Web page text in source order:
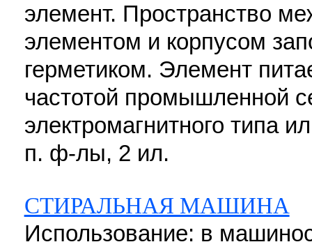
элемент. Пространство
элементом и корпусом
герметиком. Элемент
частотой промышленной
электромагнитного типа
п. ф-лы, 2 ил.
СТИРАЛЬНАЯ МАШИНА
Использование: в